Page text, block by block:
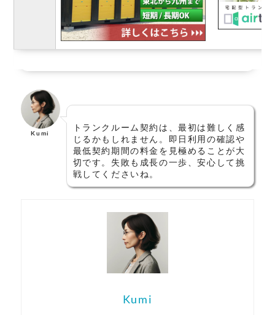
Kumi
トランクルーム契約は、最初は難しく感
じるかもしれません。即日利用の確認や
最低契約期間の料金を見極めることが大
切です。失敗も成長の一歩、安心して挑
戦してくださいね。
Kumi